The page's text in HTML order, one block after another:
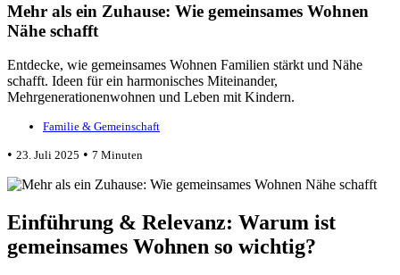
Mehr als ein Zuhause: Wie gemeinsames Wohnen
Nähe schafft
Entdecke, wie gemeinsames Wohnen Familien stärkt und Nähe
schafft. Ideen für ein harmonisches Miteinander,
Mehrgenerationenwohnen und Leben mit Kindern.
Familie & Gemeinschaft
• 23. Juli 2025 • 7 Minuten
Einführung & Relevanz: Warum ist
gemeinsames Wohnen so wichtig?